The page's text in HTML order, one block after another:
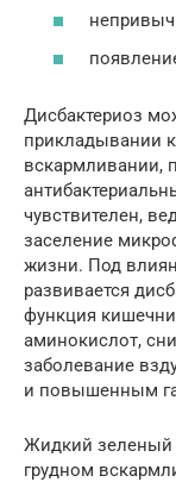
Дисбактериоз
прикладывании
вскармливании,
чувствителен,
заселение
жизни. Под
развивается
функция
аминокислот,
заболевание
и повышенным
Жидкий зеленый
грудном